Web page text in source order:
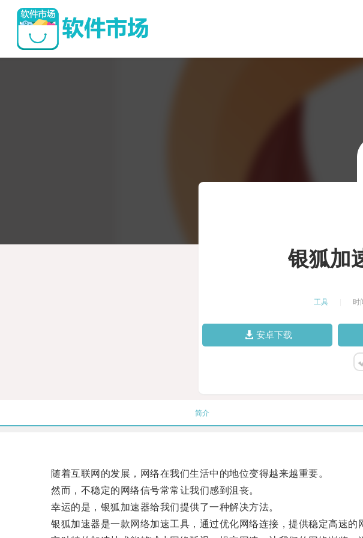
银狐加
工具 时
安卓下载
简介
随着互联网的发展，网络在我们生活中的地位变得越来越重要。
然而，不稳定的网络信号常常让我们感到沮丧。
幸运的是，银狐加速器给我们提供了一种解决方法。
银狐加速器是一款网络加速工具，通过优化网络连接，提供稳定高速的